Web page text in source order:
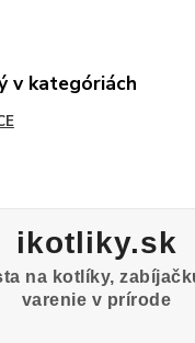
v kategóriách
ikotliky.sk
na kotlíky,
varenie v prírode